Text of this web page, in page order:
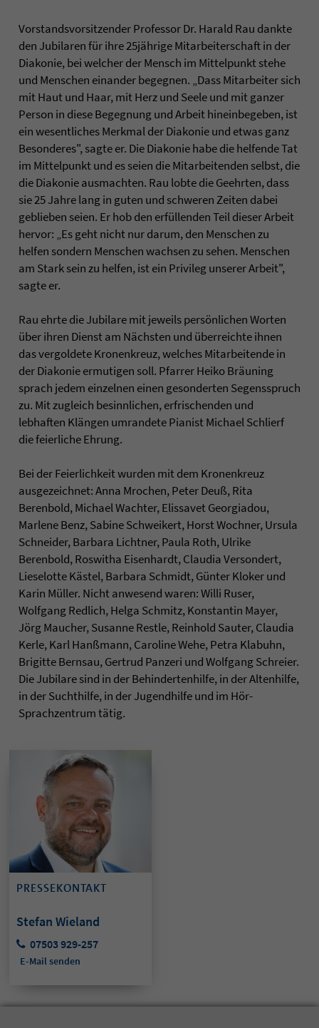
Vorstandsvorsitzender Professor Dr. Harald Rau dankte
den Jubilaren für ihre 25jährige Mitarbeiterschaft in der
Diakonie, bei welcher der Mensch im Mittelpunkt stehe
und Menschen einander begegnen. „Dass Mitarbeiter sich
mit Haut und Haar, mit Herz und Seele und mit ganzer
Person in diese Begegnung und Arbeit hineinbegeben, ist
ein wesentliches Merkmal der Diakonie und etwas ganz
Besonderes", sagte er. Die Diakonie habe die helfende Tat
im Mittelpunkt und es seien die Mitarbeitenden selbst, die
die Diakonie ausmachten. Rau lobte die Geehrten, dass
sie 25 Jahre lang in guten und schweren Zeiten dabei
geblieben seien. Er hob den erfüllenden Teil dieser Arbeit
hervor: „Es geht nicht nur darum, den Menschen zu
helfen sondern Menschen wachsen zu sehen. Menschen
am Stark sein zu helfen, ist ein Privileg unserer Arbeit",
sagte er.
Rau ehrte die Jubilare mit jeweils persönlichen Worten
über ihren Dienst am Nächsten und überreichte ihnen
das vergoldete Kronenkreuz, welches Mitarbeitende in
der Diakonie ermutigen soll. Pfarrer Heiko Bräuning
sprach jedem einzelnen einen gesonderten Segensspruch
zu. Mit zugleich besinnlichen, erfrischenden und
lebhaften Klängen umrandete Pianist Michael Schlierf
die feierliche Ehrung.
Bei der Feierlichkeit wurden mit dem Kronenkreuz
ausgezeichnet: Anna Mrochen, Peter Deuß, Rita
Berenbold, Michael Wachter, Elissavet Georgiadou,
Marlene Benz, Sabine Schweikert, Horst Wochner, Ursula
Schneider, Barbara Lichtner, Paula Roth, Ulrike
Berenbold, Roswitha Eisenhardt, Claudia Versondert,
Lieselotte Kästel, Barbara Schmidt, Günter Kloker und
Karin Müller. Nicht anwesend waren: Willi Ruser,
Wolfgang Redlich, Helga Schmitz, Konstantin Mayer,
Jörg Maucher, Susanne Restle, Reinhold Sauter, Claudia
Kerle, Karl Hanßmann, Caroline Wehe, Petra Klabuhn,
Brigitte Bernsau, Gertrud Panzeri und Wolfgang Schreier.
Die Jubilare sind in der Behindertenhilfe, in der Altenhilfe,
in der Suchthilfe, in der Jugendhilfe und im Hör-
Sprachzentrum tätig.
PRESSEKONTAKT
Stefan Wieland
07503 929-257
E-Mail senden